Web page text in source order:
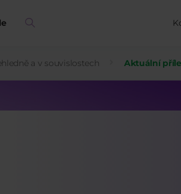
a v souvislostech Aktuální